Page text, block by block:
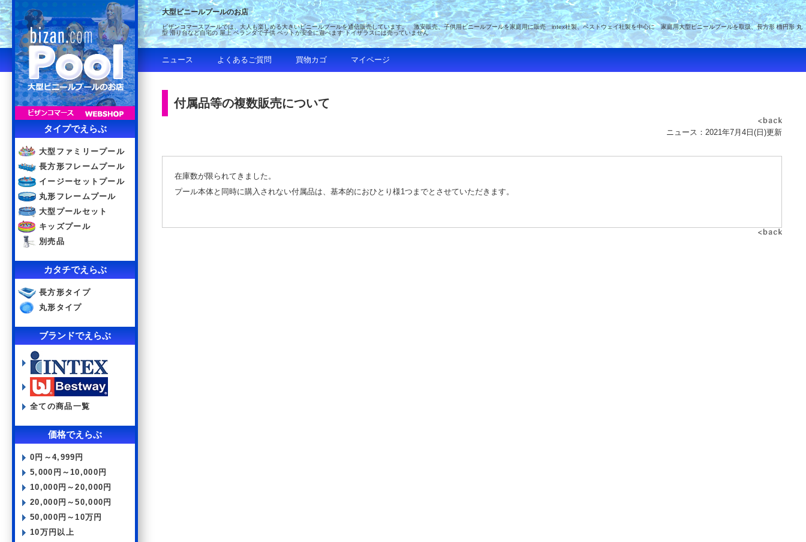
タイプでえらぶ
大型ファミリープール
長方形フレームプール
イージーセットプール
丸形フレームプール
大型プールセット
キッズプール
別売品
カタチでえらぶ
長方形タイプ
丸形タイプ
ブランドでえらぶ
全ての商品一覧
価格でえらぶ
0円～4,999円
5,000円～10,000円
10,000円～20,000円
20,000円～50,000円
50,000円～10万円
10万円以上
大型ビニールプールのお店
ビザンコマースプールでは、大人も楽しめる大きいビニールプールを通信販売しています。 激安販売、子供用ビニールプールを家庭用に販売 intex社製、ベストウェイ社製を中心に 家庭用大型ビニールプールを取扱、長方形 楕円形 丸
型 滑り台など自宅の 屋上 ベランダで子供 ペットが安全に遊べます トイザラスには売っていません
ニュース よくあるご質問 買物カゴ マイページ
付属品等の複数販売について
ニュース：2021年7月4日(日)更新
在庫数が限られてきました。
プール本体と同時に購入されない付属品は、基本的におひとり様1つまでとさせていただきます。